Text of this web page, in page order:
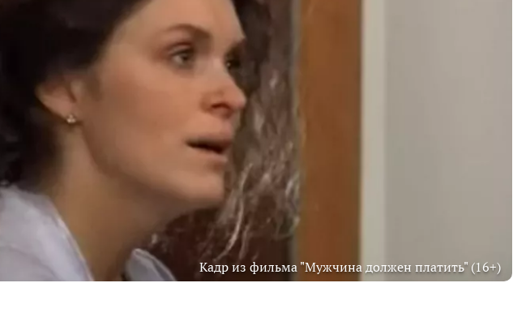
Кадр из фильма "Мужчина должен платить" (16+)